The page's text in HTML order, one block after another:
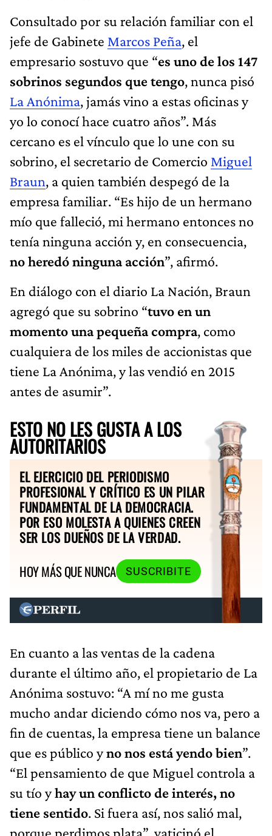
Consultado por su relación familiar con el
jefe de Gabinete Marcos Peña, el
empresario sostuvo que “es uno de los 147
sobrinos segundos que tengo, nunca pisó
La Anónima, jamás vino a estas oficinas y
yo lo conocí hace cuatro años”. Más
cercano es el vínculo que lo une con su
sobrino, el secretario de Comercio Miguel
Braun, a quien también despegó de la
empresa familiar. “Es hijo de un hermano
mío que falleció, mi hermano entonces no
tenía ninguna acción y, en consecuencia,
no heredó ninguna acción”, afirmó.
En diálogo con el diario La Nación, Braun
agregó que su sobrino “tuvo en un
momento una pequeña compra, como
cualquiera de los miles de accionistas que
tiene La Anónima, y las vendió en 2015
antes de asumir”.
ESTO NO LES GUSTA A LOS
AUTORITARIOS
EL EJERCICIO DEL PERIODISMO
PROFESIONAL Y CRÍTICO ES UN PILAR
FUNDAMENTAL DE LA DEMOCRACIA.
POR ESO MOLESTA A QUIENES CREEN
SER LOS DUEÑOS DE LA VERDAD.
HOY MÁS QUE NUNCA
SUSCRIBITE
En cuanto a las ventas de la cadena
durante el último año, el propietario de La
Anónima sostuvo: “A mí no me gusta
mucho andar diciendo cómo nos va, pero a
fin de cuentas, la empresa tiene un balance
que es público yno nos está yendo bien”.
“El pensamiento de que Miguel controla a
su tío yhay un conflicto de interés, no
tiene sentido. Si fuera así, nos salió mal,
porque perdimos plata”, vaticinó el